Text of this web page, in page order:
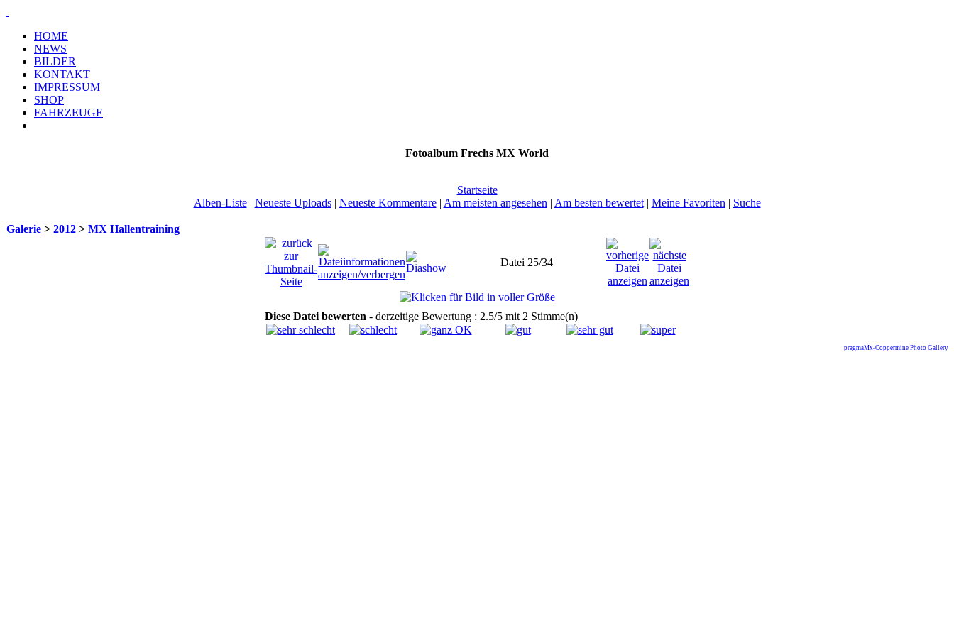
HOME
NEWS
BILDER
KONTAKT
IMPRESSUM
SHOP
FAHRZEUGE
Fotoalbum Frechs MX World
Startseite
Alben-Liste| Neueste Uploads| Neueste Kommentare| Am meisten angesehen | Am besten bewertet| Meine Favoriten | Suche
Galerie > 2012 > MX Hallentraining
Datei 25/34
Diese Datei bewerten - derzeitige Bewertung : 2.5/5 mit 2 Stimme(n)
pragmaMx-Coppermine Photo Gallery